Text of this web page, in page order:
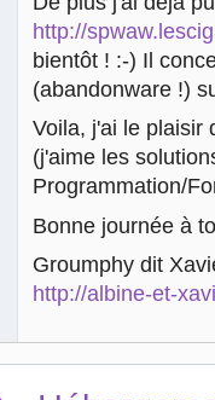
http://
bientôt ! :-) Il
(abandonware !)
Voila, j'ai le plaisir
(j'aime les
Programmation/
Bonne journée à
Groumphy dit
http://albine-et-